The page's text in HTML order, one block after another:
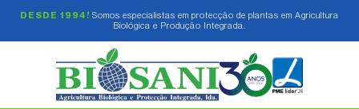
DESDE 1994! Somos especialistas em protecção de plantas em Agricultura
Biológica e Produção Integrada.